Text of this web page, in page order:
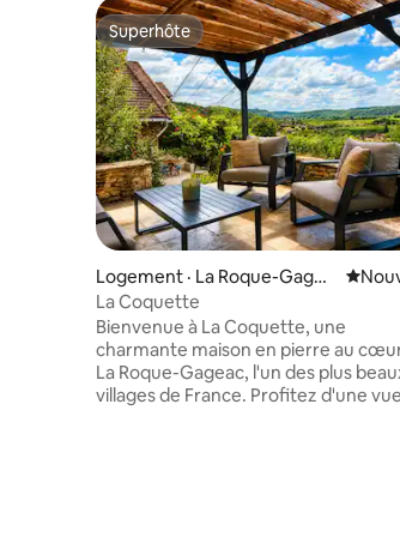
Superhôte
Superhôte
Logement · La Roque-Gagea
cLa Coquette
Bienvenue à La Coquette, une
charmante maison en pierre au
La Roque-Gageac, l'un des plus
villages de France. Profitez d'une vue